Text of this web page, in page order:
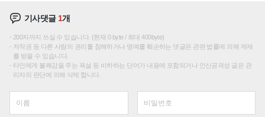
기사댓글 1개
200자까지 쓰실 수 있습니다. (현재 0 byte / 최대 400byte)
저작권 등 다른 사람의 권리를 침해하거나 명예를 훼손하는 댓글은 관련 법률에 의해 제재
를 받을 수 있습니다.
타인에게 불쾌감을 주는 욕설 등 비하하는 단어가 내용에 포함되거나 인신공격성 글은 관
리자의 판단에 의해 삭제 합니다.